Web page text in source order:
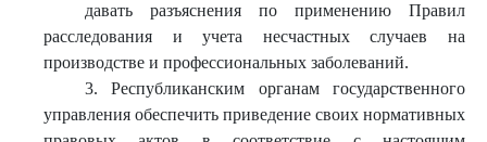
давать разъяснения по применению Правил
расследования и учета несчастных случаев на
производстве и профессиональных заболеваний.
3. Республиканским органам государственного
управления обеспечить приведение своих нормативных